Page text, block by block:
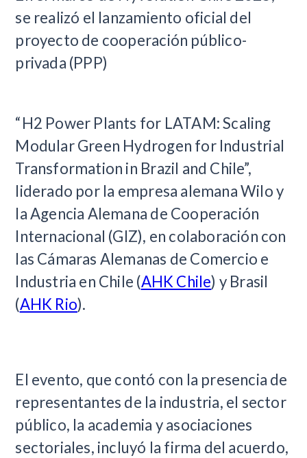
se realizó el lanzamiento oficial del
proyecto de cooperación público-
privada (PPP)
“H2 Power Plants for LATAM: Scaling
Modular Green Hydrogen for Industrial
Transformation in Brazil and Chile”,
liderado por la empresa alemana Wilo y
la Agencia Alemana de Cooperación
Internacional (GIZ), en colaboración con
las Cámaras Alemanas de Comercio e
Industria en Chile (AHK Chile) y Brasil
(AHK Rio).
El evento, que contó con la presencia de
representantes de la industria, el sector
público, la academia y asociaciones
sectoriales, incluyó la firma del acuerdo,